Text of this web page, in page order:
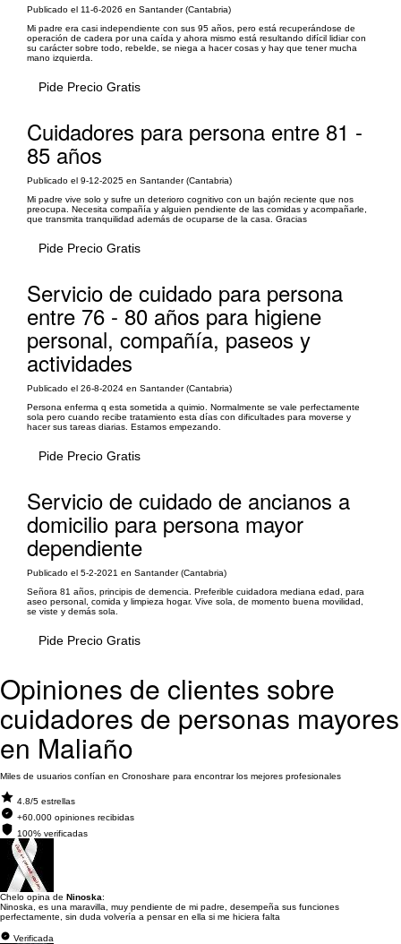
Publicado el 11-6-2026 en Santander (Cantabria)
Mi padre era casi independiente con sus 95 años, pero está recuperándose de
operación de cadera por una caída y ahora mismo está resultando difícil lidiar con
su carácter sobre todo, rebelde, se niega a hacer cosas y hay que tener mucha
mano izquierda.
Pide Precio Gratis
Cuidadores para persona entre 81 -
85 años
Publicado el 9-12-2025 en Santander (Cantabria)
Mi padre vive solo y sufre un deterioro cognitivo con un bajón reciente que nos
preocupa. Necesita compañía y alguien pendiente de las comidas y acompañarle,
que transmita tranquilidad además de ocuparse de la casa. Gracias
Pide Precio Gratis
Servicio de cuidado para persona
entre 76 - 80 años para higiene
personal, compañía, paseos y
actividades
Publicado el 26-8-2024 en Santander (Cantabria)
Persona enferma q esta sometida a quimio. Normalmente se vale perfectamente
sola pero cuando recibe tratamiento esta días con dificultades para moverse y
hacer sus tareas diarias. Estamos empezando.
Pide Precio Gratis
Servicio de cuidado de ancianos a
domicilio para persona mayor
dependiente
Publicado el 5-2-2021 en Santander (Cantabria)
Señora 81 años, principis de demencia. Preferible cuidadora mediana edad, para
aseo personal, comida y limpieza hogar. Vive sola, de momento buena movilidad,
se viste y demás sola.
Pide Precio Gratis
Opiniones de clientes sobre
cuidadores de personas mayores
en Maliaño
Miles de usuarios confían en Cronoshare para encontrar los mejores profesionales
4.8/5 estrellas
+60.000 opiniones recibidas
100% verificadas
Chelo opina de Ninoska:
Ninoska, es una maravilla, muy pendiente de mi padre, desempeña sus funciones
perfectamente, sin duda volvería a pensar en ella si me hiciera falta
Verificada